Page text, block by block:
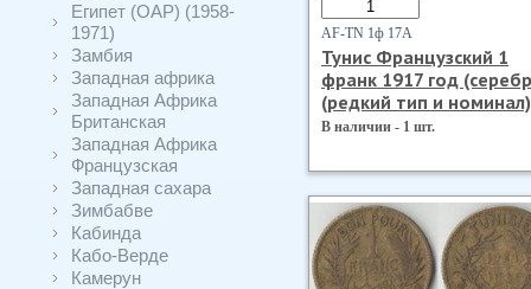
Египет (ОАР) (1958-
1971)
Замбия
Западная африка
Западная Африка
Британская
Западная Африка
Французская
Западная сахара
Зимбабве
Кабинда
Кабо-Верде
Камерун
AF-TN 1ф 17А
Тунис Французский 1
франк 1917 год
(редкий тип и номинал)
В наличии - 1 шт.